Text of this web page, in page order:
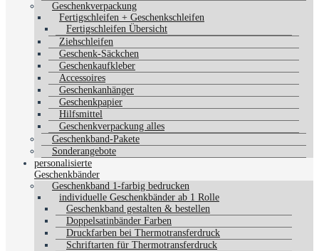
Geschenkverpackung
Fertigschleifen + Geschenkschleifen
Fertigschleifen Übersicht
Ziehschleifen
Geschenk-Säckchen
Geschenkaufkleber
Accessoires
Geschenkanhänger
Geschenkpapier
Hilfsmittel
Geschenkverpackung alles
Geschenkband-Pakete
Sonderangebote
personalisierte
Geschenkbänder
Geschenkband 1-farbig bedrucken
individuelle Geschenkbänder ab 1 Rolle
Geschenkband gestalten & bestellen
Doppelsatinbänder Farben
Druckfarben bei Thermotransferdruck
Schriftarten für Thermotransferdruck